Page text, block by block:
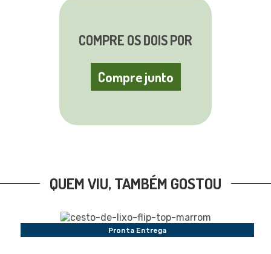
COMPRE OS DOIS POR
Compre junto
QUEM VIU, TAMBÉM GOSTOU
Pronta Entrega